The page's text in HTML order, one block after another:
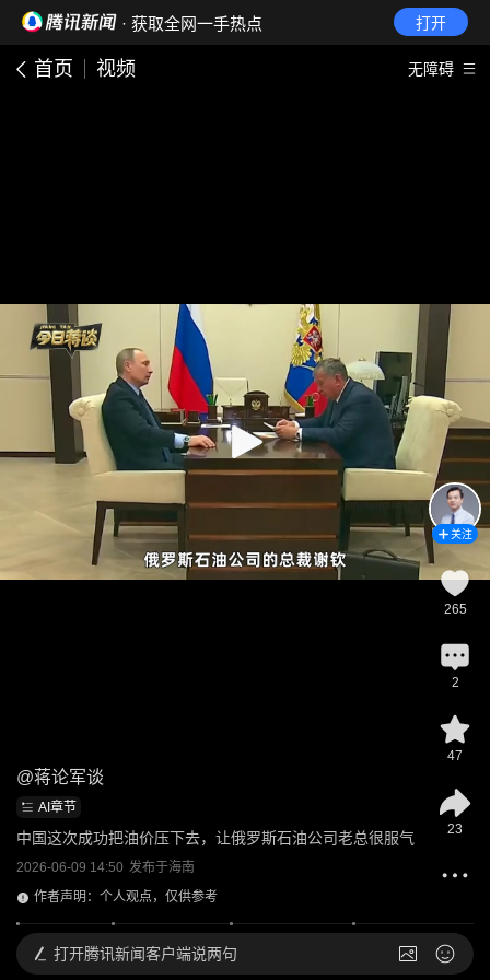
· 获取全网一手热点 打开
首页 视频 无障碍
@蒋论军谈
AI章节
中国这次成功把油价压下去，让俄罗斯石油公司老总很服气
2026-06-09 14:50 发布于海南
作者声明：个人观点，仅供参考
关注
265
2
47
23
打开腾讯新闻客户端说两句